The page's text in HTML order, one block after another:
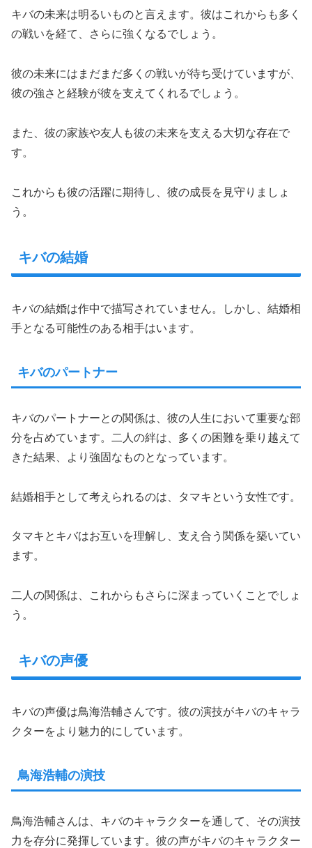
キバの未来は明るいものと言えます。彼はこれからも多く
の戦いを経て、さらに強くなるでしょう。
彼の未来にはまだまだ多くの戦いが待ち受けていますが、
彼の強さと経験が彼を支えてくれるでしょう。
また、彼の家族や友人も彼の未来を支える大切な存在で
す。
これからも彼の活躍に期待し、彼の成長を見守りましょ
う。
キバの結婚
キバの結婚は作中で描写されていません。しかし、結婚相
手となる可能性のある相手はいます。
キバのパートナー
キバのパートナーとの関係は、彼の人生において重要な部
分を占めています。二人の絆は、多くの困難を乗り越えて
きた結果、より強固なものとなっています。
結婚相手として考えられるのは、タマキという女性です。
タマキとキバはお互いを理解し、支え合う関係を築いてい
ます。
二人の関係は、これからもさらに深まっていくことでしょ
う。
キバの声優
キバの声優は鳥海浩輔さんです。彼の演技がキバのキャラ
クターをより魅力的にしています。
鳥海浩輔の演技
鳥海浩輔さんは、キバのキャラクターを通して、その演技
力を存分に発揮しています。彼の声がキバのキャラクター